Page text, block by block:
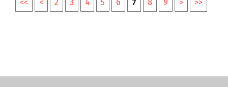
<< < 2 3 4 5 6 7 8 9 > >>